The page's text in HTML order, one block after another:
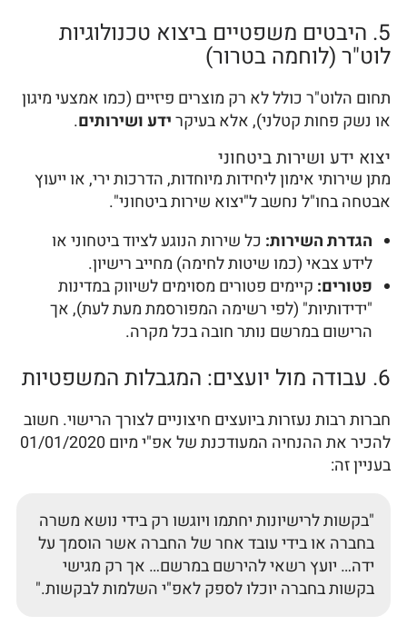
5. היבטים משפטיים ביצוא טכנולוגיות
לוט"ר (לוחמה בטרור)
תחום הלוט"ר כולל לא רק מוצרים פיזיים (כמו אמצעי מיגון
או נשק פחות קטלני), אלא בעיקרידע ושירותים.
יצוא ידע ושירות ביטחוני
מתן שירותי אימון ליחידות מיוחדות, הדרכות ירי, או ייעוץ
אבטחה בחו"ל נחשב ל"יצוא שירות ביטחוני".
הגדרת השירות: כל שירות הנוגע לציוד ביטחוני או
לידע צבאי (כמו שיטות לחימה) מחייב רישיון.
פטורים: קיימים פטורים מסוימים לשיווק במדינות
"ידידותיות" (לפי רשימה המפורסמת מעת לעת), אך
הרישום במרשם נותר חובה בכל מקרה.
6. עבודה מול יועצים: המגבלות המשפטיות
חברות רבות נעזרות ביועצים חיצוניים לצורך הרישוי. חשוב
להכיר את ההנחיה המעודכנת של אפ"י מיום 01/01/2020
בעניין זה:
"בקשות לרישיונות יחתמו ויוגשו רק בידי נושא משרה
בחברה או בידי עובד אחר של החברה אשר הוסמך על
ידה… יועץ רשאי להירשם במרשם… אך רק מגישי
בקשות בחברה יוכלו לספק לאפ"י השלמות לבקשות."